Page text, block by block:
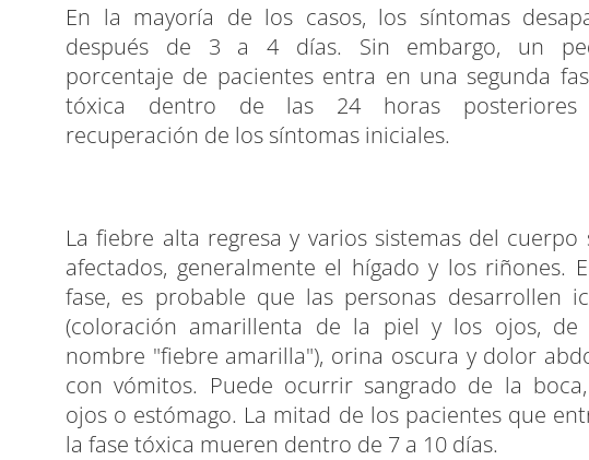
En la mayoría de los casos, los síntomas
después de 3 a 4 días. Sin embargo, un
porcentaje de pacientes entra en una segunda
tóxica dentro de las 24 horas
recuperación de los síntomas iniciales.
La fiebre alta regresa y varios sistemas del cuerpo
afectados, generalmente el hígado y los riñones.
fase, es probable que las personas desarrollen
(coloración amarillenta de la piel y los ojos, de
nombre "fiebre amarilla"), orina oscura y dolor
con vómitos. Puede ocurrir sangrado de la
ojos o estómago. La mitad de los pacientes que
la fase tóxica mueren dentro de 7 a 10 días.